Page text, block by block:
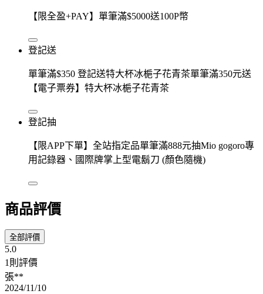
【限全盈+PAY】單筆滿$5000送100P幣
登記送
單筆滿$350 登記送特大杯冰梔子花青茶單筆滿350元送
【電子票券】特大杯冰梔子花青茶
登記抽
【限APP下單】全站指定品單筆滿888元抽Mio gogoro專
用記錄器、國際牌掌上型電鬍刀 (顏色隨機)
商品評價
全部評價
5.0
1則評價
張**
2024/11/10